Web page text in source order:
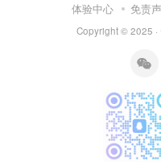
体验中心 免责
Copyright © 2025 ·